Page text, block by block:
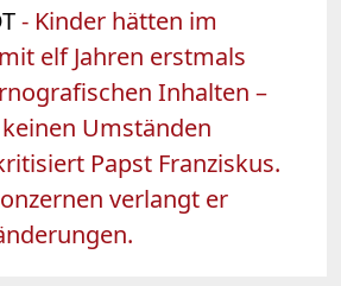
- Kinder hätten im
elf Jahren erstmals
Inhalten –
Umständen
Papst Franziskus.
verlangt er